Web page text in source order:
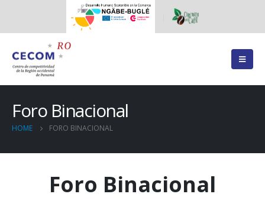
Foro Binacional
HOME FORO BINACIONAL
Foro Binacional